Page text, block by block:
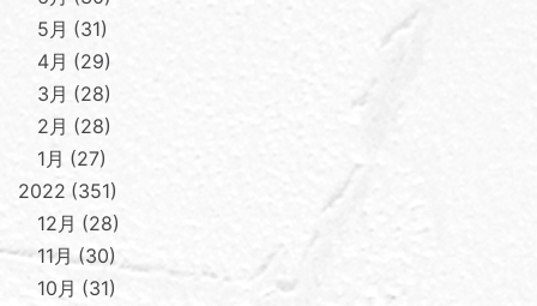
5月
31
4月
29
3月
28
2月
28
1月
27
2022 351
12月
28
11月
30
10月
31